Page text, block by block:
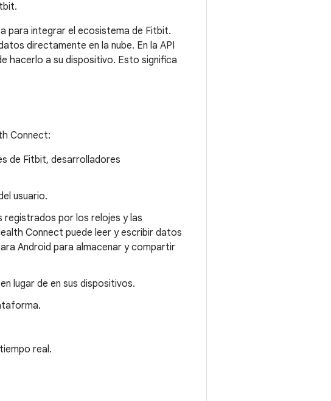
para integrar el ecosistema de Fitbit.
directamente en la nube. En la API
hacerlo a su dispositivo. Esto significa
Connect:
de Fitbit, desarrolladores
usuario.
registrados por los relojes y las
Connect puede leer y escribir datos
Android para almacenar y compartir
lugar de en sus dispositivos.
real.